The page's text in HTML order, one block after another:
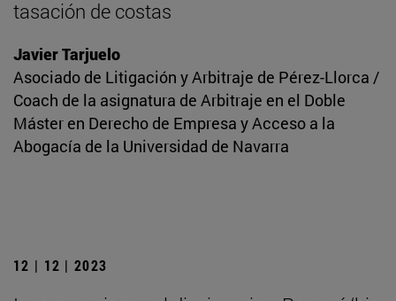
tasación de costas
Javier Tarjuelo
Asociado de Litigación y Arbitraje de Pérez-Llorca /
Coach de la asignatura de Arbitraje en el Doble
Máster en Derecho de Empresa y Acceso a la
Abogacía de la Universidad de Navarra
12 | 12 | 2023